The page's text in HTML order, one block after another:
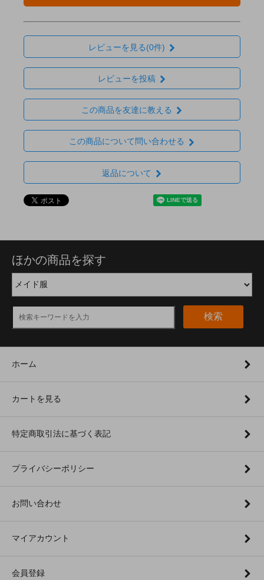
レビューを見る(0件)
レビューを投稿
この商品を友達に教える
この商品について問い合わせる
返品について
ほかの商品を探す
検索
ホーム
カートを見る
特定商取引法に基づく表記
プライバシーポリシー
お問い合わせ
マイアカウント
会員登録